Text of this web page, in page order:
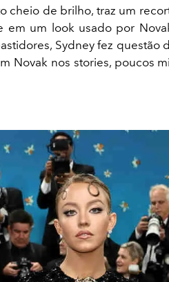
cheio de brilho, traz um
em um look usado por
Sydney fez questão
Novak nos stories, poucos